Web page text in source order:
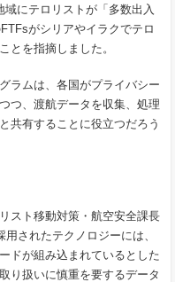
にテロリストが「多数出入
がシリアやイラクでテロ
とを指摘しました。
ラムは、各国がプライバシー
つ、渡航データを収集、処理
共有することに役立つだろう
スト移動対策・航空安全課長
用されたテクノロジーには、
ドが組み込まれているとした
り扱いに慎重を要するデータ